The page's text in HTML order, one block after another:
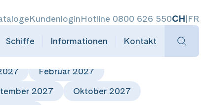
KundenloginHotline 0800 626 550CH|FR
Schiffe Informationen Kontakt
Februar 2027
2027
Oktober 2027